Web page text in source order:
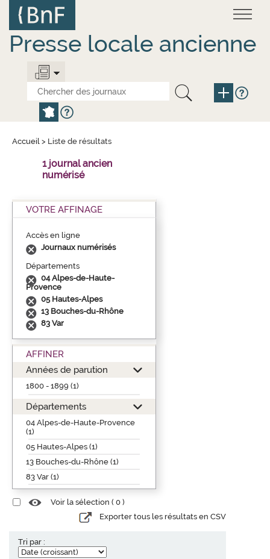
contenu
principal
Presse locale ancienne
Accueil > Liste de résultats
1 journal ancien
numérisé
VOTRE AFFINAGE
Accès en ligne
Journaux numérisés
Départements
04 Alpes-de-Haute-
Provence
05 Hautes-Alpes
13 Bouches-du-Rhône
83 Var
AFFINER
Années de parution
1800 - 1899 (1)
Départements
04 Alpes-de-Haute-Provence
(1)
05 Hautes-Alpes (1)
13 Bouches-du-Rhône (1)
83 Var (1)
Voir la sélection ( 0 )
Exporter tous les résultats en CSV
Tri par :
Panneau de gestion des cookies